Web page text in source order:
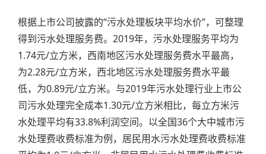
根据上市公司披露的“污水处理板块平均水价”，可整理
得到污水处理服务费。2019年，污水处理服务平均为
1.74元/立方米，西南地区污水处理服务费水平最高，
为2.28元/立方米，西北地区污水处理服务费水平最
低，为0.89元/立方米。与2019年污水处理行业上市公
司污水处理完全成本1.30元/立方米相比，每立方米污
水处理平均有33.8%利润空间。以全国36个大中城市污
水处理费收费标准为例，居民用水污水处理费收费标准